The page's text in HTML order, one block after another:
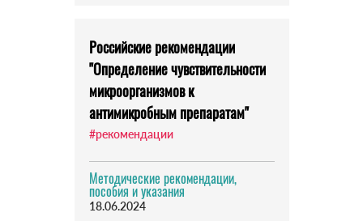
Российские рекомендации
"Определение чувствительности
микроорганизмов к
антимикробным препаратам"
#рекомендации
Методические рекомендации,
пособия и указания
18.06.2024